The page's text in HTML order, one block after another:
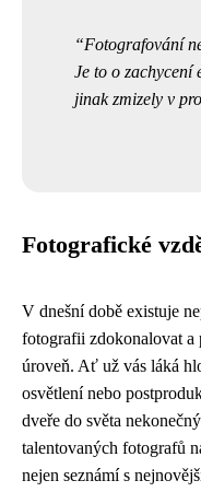
Fotografování
Je to o zachycení
jinak zmizely v
Fotografické
V dnešní době existuje
fotografii zdokonalovat a
úroveň. Ať už vás láká
osvětlení nebo
dveře do světa
talentovaných fotografů
nejen seznámí s